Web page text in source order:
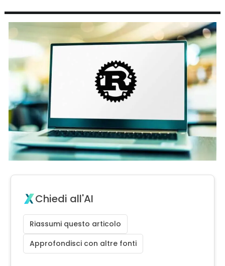
Chiedi all'AI
Riassumi questo articolo
Approfondisci con altre fonti